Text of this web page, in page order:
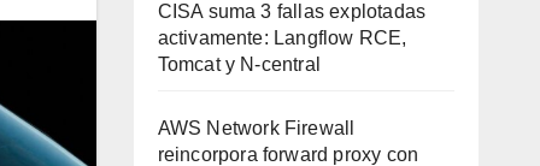
CISA suma 3 fallas explotadas
activamente: Langflow RCE,
Tomcat y N-central
AWS Network Firewall
reincorpora forward proxy con